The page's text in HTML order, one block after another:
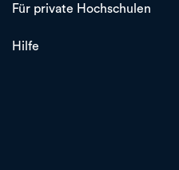
Für private Hochschulen
Hilfe